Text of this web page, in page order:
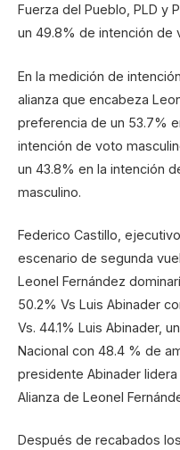
Fuerza del Pueblo, PLD y
un 49.8% de intención de
En la medición de
alianza que encabeza
preferencia de un 53.7%
intención de voto
un 43.8% en la intención
masculino.
Federico Castillo,
escenario de segunda
Leonel Fernández
50.2% Vs Luis Abinader
Vs. 44.1% Luis Abinader,
Nacional con 48.4 % de
presidente Abinader
Alianza de Leonel
Después de recabados